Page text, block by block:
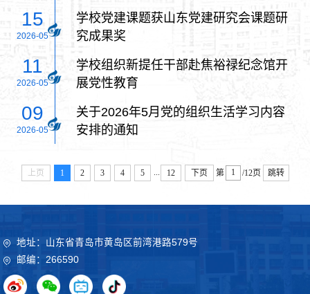
15
2026-05
学校党建课题获山东党建研究会课题研
究成果奖
11
2026-05
学校组织新提任干部赴焦裕禄纪念馆开
展党性教育
09
2026-05
关于2026年5月党的组织生活学习内容
安排的通知
上页 1 2 3 4 5 12 下页 第 /12页 跳转
地址：山东省青岛市黄岛区前湾港路579号
邮编：266590